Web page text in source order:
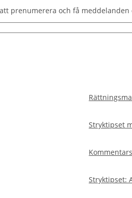
prenumerera och få meddelanden
Stryktipset
Stryktipset: